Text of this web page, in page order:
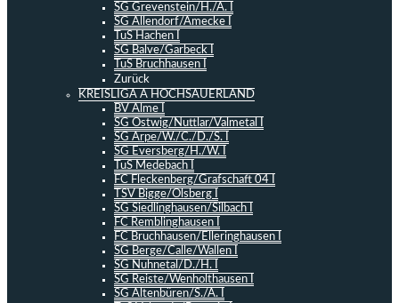
SG Grevenstein/H./A. I
SG Allendorf/Amecke I
TuS Hachen I
SG Balve/Garbeck I
TuS Bruchhausen I
Zurück
KREISLIGA A HOCHSAUERLAND
BV Alme I
SG Ostwig/Nuttlar/Valmetal I
SG Arpe/W./C./D./S. I
SG Eversberg/H./W. I
TuS Medebach I
FC Fleckenberg/Grafschaft 04 I
TSV Bigge/Olsberg I
SG Siedlinghausen/Silbach I
FC Remblinghausen I
FC Bruchhausen/Elleringhausen I
SG Berge/Calle/Wallen I
SG Nuhnetal/D./H. I
SG Reiste/Wenholthausen I
SG Altenbüren/S./A. I